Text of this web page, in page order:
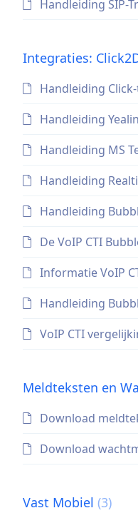
Handleiding SIP-
Integraties:
Handleiding
Handleiding
Handleiding MS
Handleiding
Handleiding
De VoIP CTI
Informatie VoIP
Handleiding
VoIP CTI
Meldteksten en
Download
Download
Vast Mobiel (3)